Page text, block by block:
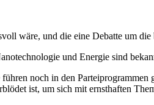
wäre, und die eine Debatte um
und Energie sind
noch in den
ist, um sich mit ernsthaften